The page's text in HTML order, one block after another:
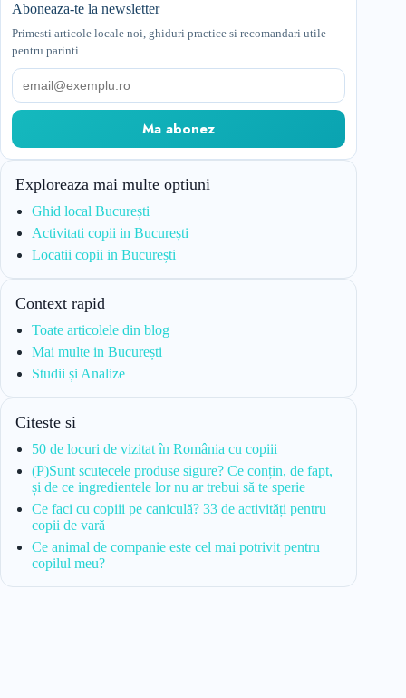
Aboneaza-te la newsletter
Primesti articole locale noi, ghiduri practice si recomandari utile
pentru parinti.
Email
Ma abonez
Exploreaza mai multe optiuni
Ghid local București
Activitati copii in București
Locatii copii in București
Context rapid
Toate articolele din blog
Mai multe in București
Studii și Analize
Citeste si
50 de locuri de vizitat în România cu copiii
(P)Sunt scutecele produse sigure? Ce conțin, de fapt,
și de ce ingredientele lor nu ar trebui să te sperie
Ce faci cu copiii pe caniculă? 33 de activități pentru
copii de vară
Ce animal de companie este cel mai potrivit pentru
copilul meu?